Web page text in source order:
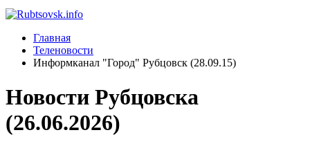
Главная
Теленовости
Информканал "Город" Рубцовск (28.09.15)
Новости Рубцовска
(26.06.2026)